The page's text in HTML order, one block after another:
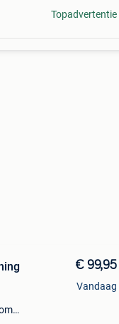
Topadvertentie
€ 99,95
Vandaag